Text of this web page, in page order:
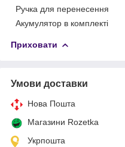
Ручка для перенесення
Акумулятор в комплекті
Приховати
Умови доставки
Нова Пошта
Магазини Rozetka
Укрпошта